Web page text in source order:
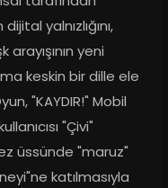
yalnızlığını,
arayışının yeni
keskin bir dille ele
"KAYDIR!" Mobil
"Çivi"
üssünde "maruz"
katılmasıyla